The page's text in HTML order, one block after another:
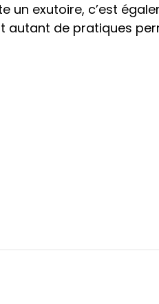
un exutoire, c’est
autant de pratiques